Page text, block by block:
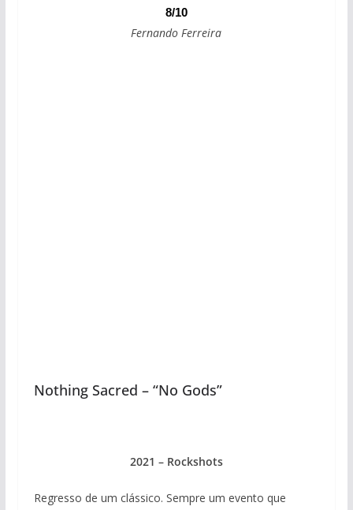
8/10
Fernando Ferreira
Nothing Sacred – “No Gods”
2021 – Rockshots
Regresso de um clássico. Sempre um evento que